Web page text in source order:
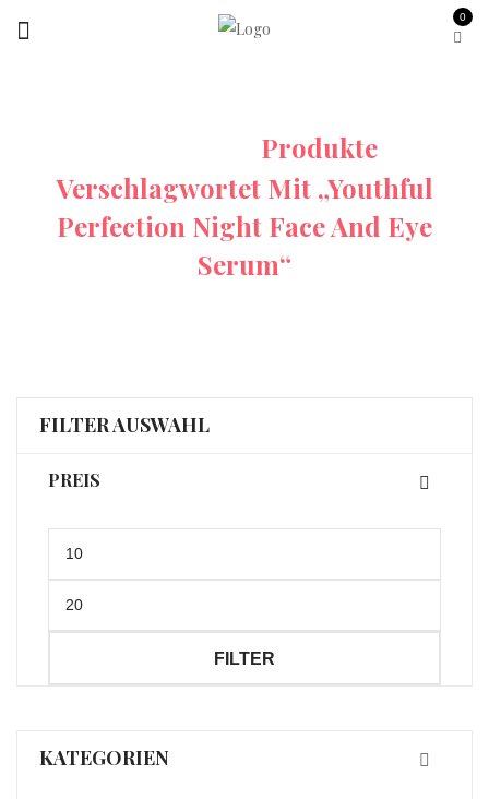
0
Produkte
Verschlagwortet Mit „Youthful
Perfection Night Face And Eye
Serum“
FILTER AUSWAHL
PREIS
Preis
Preis
FILTER
KATEGORIEN